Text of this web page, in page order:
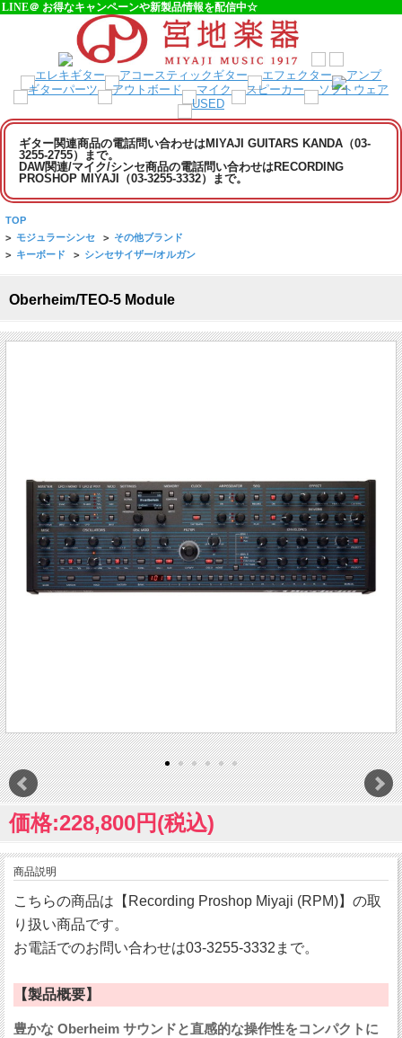
LINE＠ お得なキャンペーンや新製品情報を配信中☆
ギター関連商品の電話問い合わせはMIYAJI GUITARS KANDA（03-
3255-2755）まで。
DAW関連/マイク/シンセ商品の電話問い合わせはRECORDING
PROSHOP MIYAJI（03-3255-3332）まで。
TOP
> モジュラーシンセ > その他ブランド
> キーボード > シンセサイザー/オルガン
Oberheim/TEO-5 Module
価格:228,800円(税込)
商品説明
こちらの商品は【Recording Proshop Miyaji (RPM)】の取
り扱い商品です。
お電話でのお問い合わせは03-3255-3332まで。
【製品概要】
豊かな Oberheim サウンドと直感的な操作性をコンパクトに